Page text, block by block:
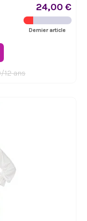
24,00 €
Dernier article
12 ans